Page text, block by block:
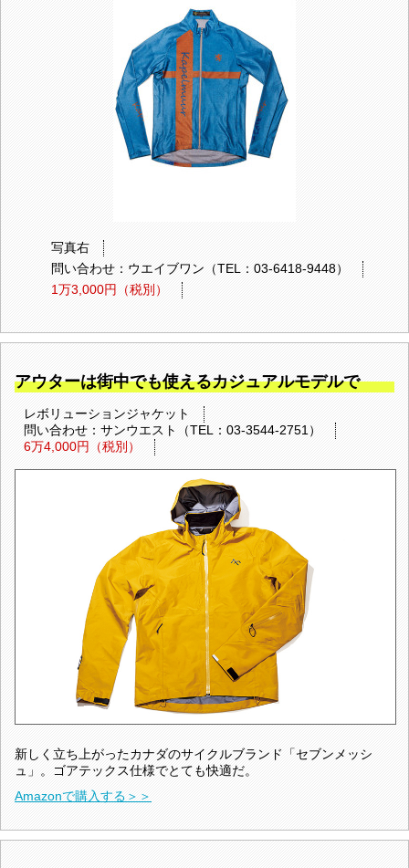
写真右
問い合わせ：ウエイブワン（TEL：03-6418-9448）
1万3,000円（税別）
アウターは街中でも使えるカジュアルモデルで
レボリューションジャケット
問い合わせ：サンウエスト（TEL：03-3544-2751）
6万4,000円（税別）
新しく立ち上がったカナダのサイクルブランド「セブンメッシ
ュ」。ゴアテックス仕様でとても快適だ。
Amazonで購入する＞＞